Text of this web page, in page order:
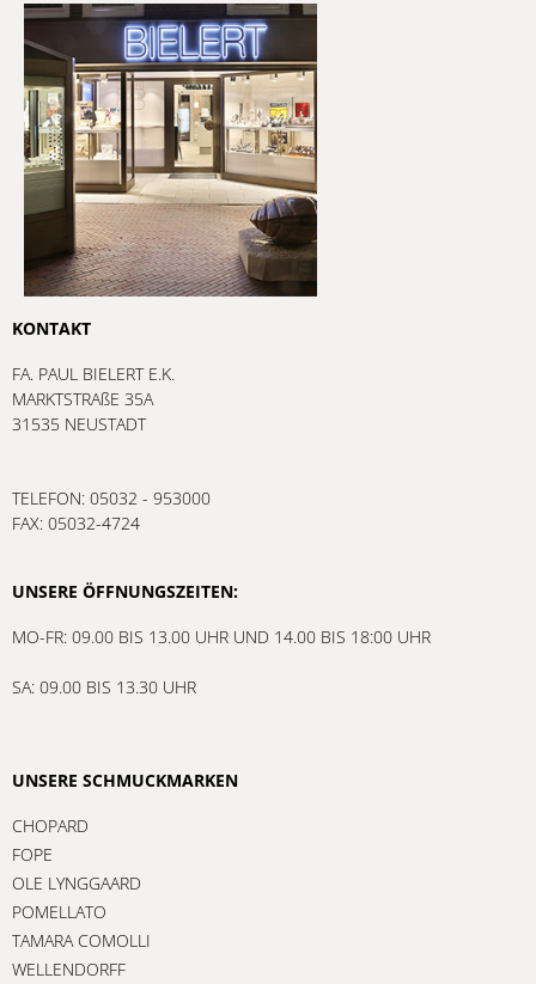
KONTAKT
FA. PAUL BIELERT E.K.
MARKTSTRAßE 35A
31535 NEUSTADT
TELEFON: 05032 - 953000
FAX: 05032-4724
UNSERE ÖFFNUNGSZEITEN:
MO-FR: 09.00 BIS 13.00 UHR UND 14.00 BIS 18:00 UHR
SA: 09.00 BIS 13.30 UHR
UNSERE SCHMUCKMARKEN
CHOPARD
FOPE
OLE LYNGGAARD
POMELLATO
TAMARA COMOLLI
WELLENDORFF